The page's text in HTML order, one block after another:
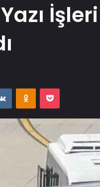
VKontakteOdnoklassniki
Pocket